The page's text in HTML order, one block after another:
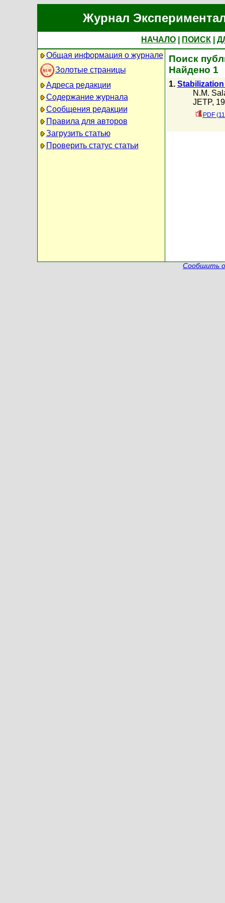
Журнал
НАЧАЛО ПОИСК
Общая информация о журнале
Золотые страницы
Адреса редакции
Содержание журнала
Сообщения редакции
Правила для авторов
Загрузить статью
Проверить статус статьи
Поиск
Найдено 1
1.
N.M.
JETP,
PDF
Сообщить о